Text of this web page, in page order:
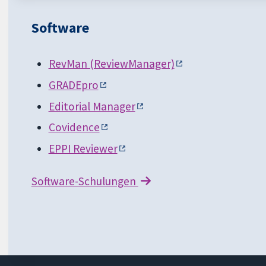
Software
RevMan (ReviewManager)
GRADEpro
Editorial Manager
Covidence
EPPI Reviewer
Software-Schulungen